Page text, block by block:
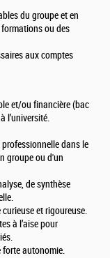
du groupe et en
ou des
aux comptes
et/ou financière (bac
l’université.
professionnelle dans le
groupe ou d'un
de synthèse
et rigoureuse.
à l’aise pour
forte autonomie.